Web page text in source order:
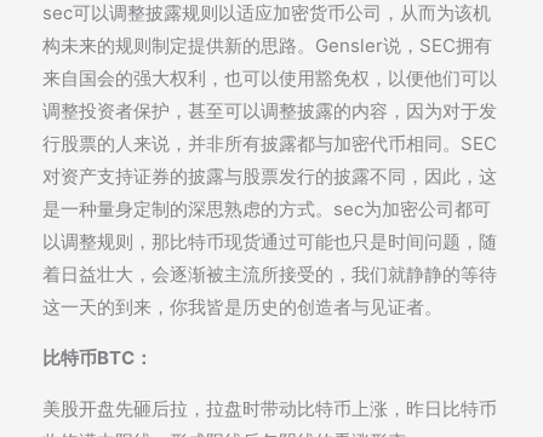
sec可以调整披露规则以适应加密货币公司，从而为该机
构未来的规则制定提供新的思路。Gensler说，SEC拥有
来自国会的强大权利，也可以使用豁免权，以便他们可以
调整投资者保护，甚至可以调整披露的内容，因为对于发
行股票的人来说，并非所有披露都与加密代币相同。SEC
对资产支持证券的披露与股票发行的披露不同，因此，这
是一种量身定制的深思熟虑的方式。sec为加密公司都可
以调整规则，那比特币现货通过可能也只是时间问题，随
着日益壮大，会逐渐被主流所接受的，我们就静静的等待
这一天的到来，你我皆是历史的创造者与见证者。
比特币BTC：
美股开盘先砸后拉，拉盘时带动比特币上涨，昨日比特币